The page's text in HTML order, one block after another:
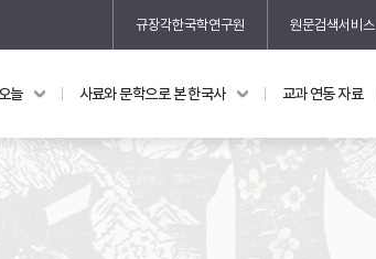
규장각한국학연구원 원문검색서비스
와 지리지 도록
늘 사료와 문학으로 본 한국사 교과 연동 자료